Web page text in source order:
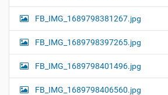
FB_IMG_1689798381267.jpg
FB_IMG_1689798397265.jpg
FB_IMG_1689798401496.jpg
FB_IMG_1689798406560.jpg